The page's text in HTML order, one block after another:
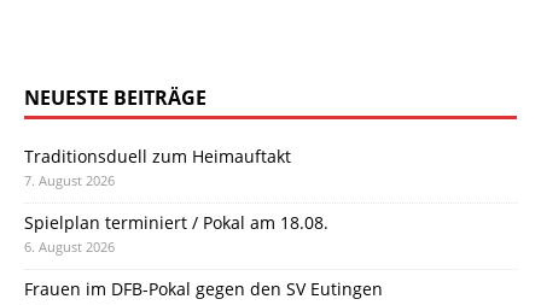
NEUESTE BEITRÄGE
Traditionsduell zum Heimauftakt
7. August 2026
Spielplan terminiert / Pokal am 18.08.
6. August 2026
Frauen im DFB-Pokal gegen den SV Eutingen